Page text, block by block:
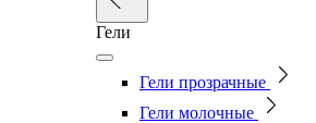
Гели
Гели прозрачные
Гели молочные